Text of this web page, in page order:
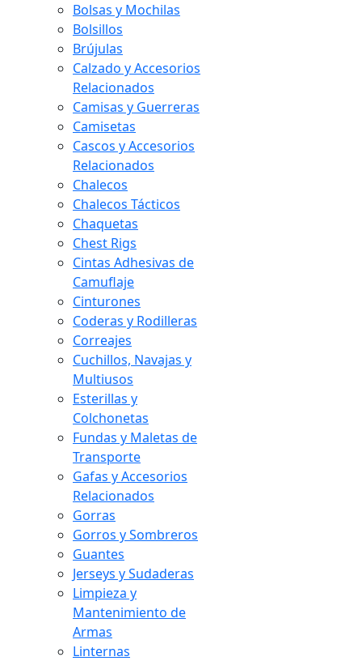
Bolsas y Mochilas
Bolsillos
Brújulas
Calzado y Accesorios
Relacionados
Camisas y Guerreras
Camisetas
Cascos y Accesorios
Relacionados
Chalecos
Chalecos Tácticos
Chaquetas
Chest Rigs
Cintas Adhesivas de
Camuflaje
Cinturones
Coderas y Rodilleras
Correajes
Cuchillos, Navajas y
Multiusos
Esterillas y
Colchonetas
Fundas y Maletas de
Transporte
Gafas y Accesorios
Relacionados
Gorras
Gorros y Sombreros
Guantes
Jerseys y Sudaderas
Limpieza y
Mantenimiento de
Armas
Linternas